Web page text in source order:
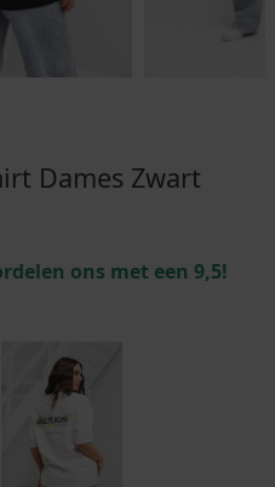
Dames Zwart
ons met een 9,5!